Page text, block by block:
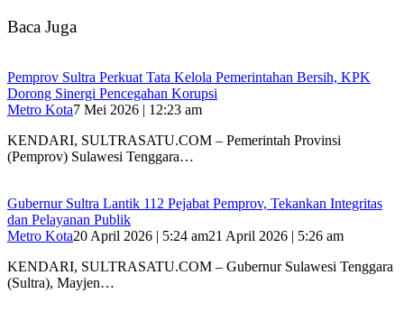
Baca Juga
Pemprov Sultra Perkuat Tata Kelola Pemerintahan Bersih, KPK
Dorong Sinergi Pencegahan Korupsi
Metro Kota7 Mei 2026 | 12:23 am
KENDARI, SULTRASATU.COM – Pemerintah Provinsi
(Pemprov) Sulawesi Tenggara…
Gubernur Sultra Lantik 112 Pejabat Pemprov, Tekankan Integritas
dan Pelayanan Publik
Metro Kota20 April 2026 | 5:24 am21 April 2026 | 5:26 am
KENDARI, SULTRASATU.COM – Gubernur Sulawesi Tenggara
(Sultra), Mayjen…